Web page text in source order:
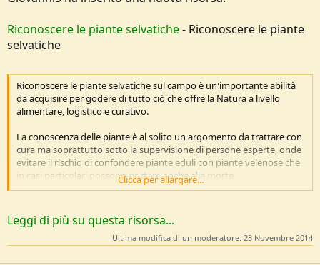
i
o
n
Riconoscere le piante selvatiche- Riconoscere le piante
selvatiche
Riconoscere le piante selvatiche sul campo è un'importante abilità
da acquisire per godere di tutto ciò che offre la Natura a livello
alimentare, logistico e curativo.
La conoscenza delle piante è al solito un argomento da trattare con
cura ma soprattutto sotto la supervisione di persone esperte, onde
evitare il rischio di confondere piante eduli con piante velenose che
in casi particolari possono portare anche alla morte.
Clicca per allargare...
Leggi di più su questa risorsa...
Ultima modifica di un moderatore: 23 Novembre 2014